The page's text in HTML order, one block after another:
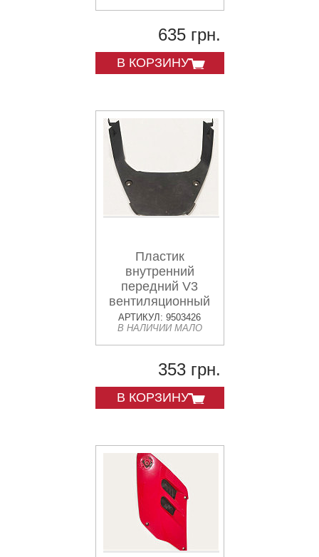
635 грн.
В КОРЗИНУ
Пластик
внутренний
передний V3
вентиляционный
АРТИКУЛ: 9503426
В НАЛИЧИИ МАЛО
353 грн.
В КОРЗИНУ